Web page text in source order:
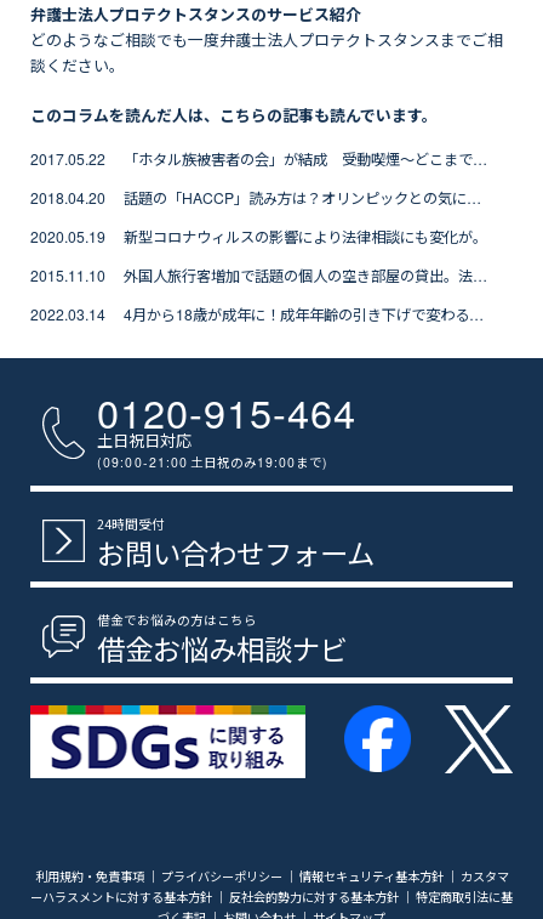
弁護士法人プロテクトスタンスのサービス紹介
どのようなご相談でも一度弁護士法人プロテクトスタンスまでご相
談ください。
このコラムを読んだ人は、こちらの記事も読んでいます。
2017.05.22 「ホタル族被害者の会」が結成 受動喫煙～どこまで許す？
2018.04.20 話題の「HACCP」読み方は？オリンピックとの気になる関係
2020.05.19 新型コロナウィルスの影響により法律相談にも変化が。
2015.11.10 外国人旅行客増加で話題の個人の空き部屋の貸出。法的に問題は？
2022.03.14 4月から18歳が成年に！成年年齢の引き下げで変わることや注意点を解説
0120-915-464
土日祝日対応
(09:00-21:00 土日祝のみ19:00 まで)
24時間受付
お問い合わせフォーム
借金でお悩みの方はこちら
借金お悩み相談ナビ
利用規約・免責事項 ｜ プライバシーポリシー ｜ 情報セキュリティ基本方針｜ カスタマ
ーハラスメントに対する基本方針 ｜ 反社会的勢力に対する基本方針 ｜ 特定商取引法に基